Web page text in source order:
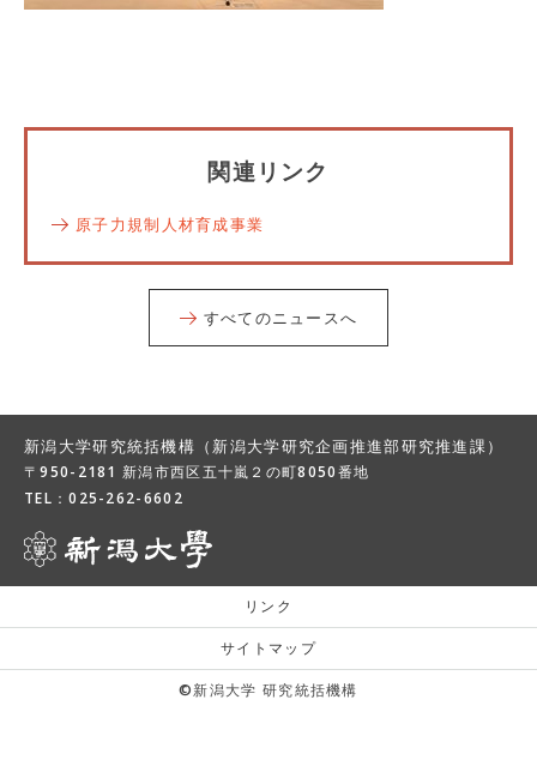
関連リンク
原子力規制人材育成事業
すべてのニュースへ
新潟大学研究統括機構（新潟大学研究企画推進部研究推進課）
〒950-2181 新潟市西区五十嵐２の町8050番地
TEL：025-262-6602
リンク
サイトマップ
©新潟大学 研究統括機構